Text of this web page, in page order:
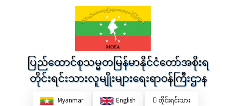
ပြည်ထောင်စုသမ္မတမြန်မာနိုင်ငံတော်အစိုးရ
တိုင်းရင်းသားလူမျိုးများရေးရာဝန်ကြီးဌာန
Myanmar English တိုင်းရင်းသား